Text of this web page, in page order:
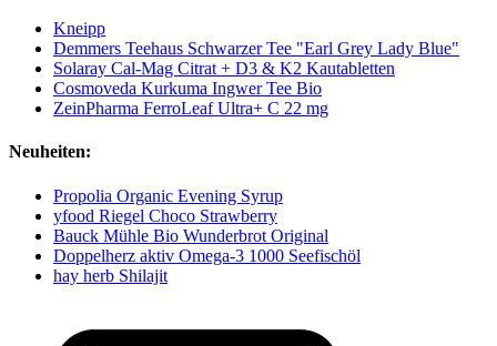
Kneipp
Demmers Teehaus Schwarzer Tee "Earl Grey Lady Blue"
Solaray Cal-Mag Citrat + D3 & K2 Kautabletten
Cosmoveda Kurkuma Ingwer Tee Bio
ZeinPharma FerroLeaf Ultra+ C 22 mg
Neuheiten:
Propolia Organic Evening Syrup
yfood Riegel Choco Strawberry
Bauck Mühle Bio Wunderbrot Original
Doppelherz aktiv Omega-3 1000 Seefischöl
hay herb Shilajit